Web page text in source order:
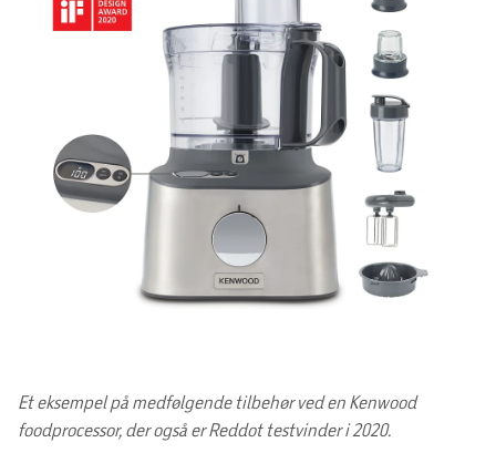
Et eksempel på medfølgende tilbehør ved en Kenwood
foodprocessor, der også er Reddot testvinder i 2020.